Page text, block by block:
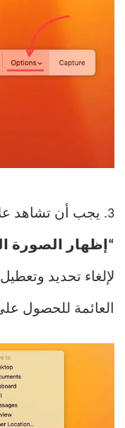
3. يجب أن تشاهد علامة اختيار بجوار عنصر الإدخال
“إظهار الصورة
لإلغاء تحديد
العائمة للحصول